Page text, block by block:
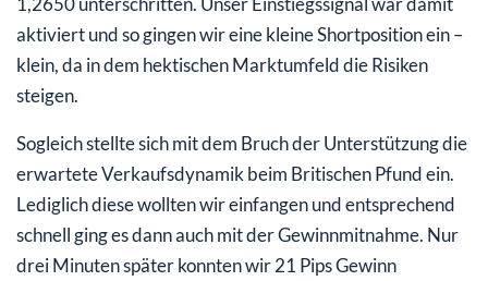
aktiviert und so gingen wir eine kleine Shortposition ein –
klein, da in dem hektischen Marktumfeld die Risiken
steigen.
Sogleich stellte sich mit dem Bruch der Unterstützung die
erwartete Verkaufsdynamik beim Britischen Pfund ein.
Lediglich diese wollten wir einfangen und entsprechend
schnell ging es dann auch mit der Gewinnmitnahme. Nur
drei Minuten später konnten wir 21 Pips Gewinn